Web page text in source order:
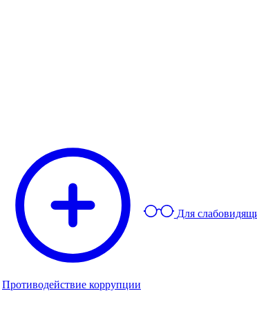
Противодействие коррупции
Для